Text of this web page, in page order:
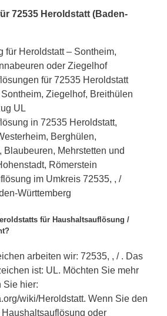
72535 Heroldstatt (Baden-
für Heroldstatt – Sontheim,
oder Ziegelhof
für 72535 Heroldstatt
Ziegelhof, Breithülen
UL
in 72535 Heroldstatt,
Berghülen,
Blaubeuren, Mehrstetten und
Römerstein
im Umkreis 72535, , /
Württemberg
für Haushaltsauflösung /
arbeiten wir: 72535, , / . Das
ist: UL. Möchten Sie mehr
Sie hier:
wiki/Heroldstatt. Wenn Sie den
Haushaltsauflösung oder